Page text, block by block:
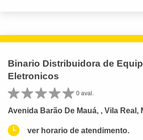
Binario Distribuidora de
Eletronicos
0 aval.
Avenida Barão De Mauá, , Vila Real,
ver horario de atendimento.